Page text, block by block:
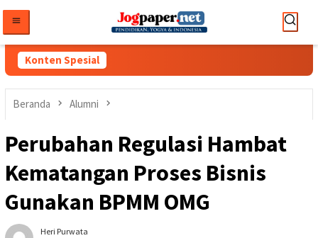
konten
Konten Spesial
Beranda Alumni
Perubahan Regulasi Hambat
Kematangan Proses Bisnis
Gunakan BPMM OMG
Heri Purwata